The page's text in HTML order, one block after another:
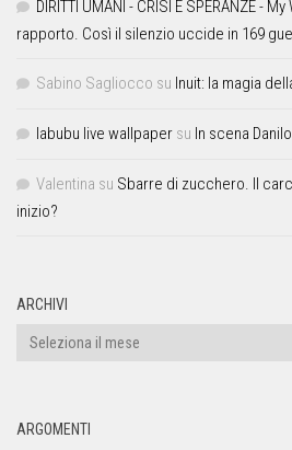
DIRITTI UMANI - CRISI E SPERANZE -
rapporto. Così il silenzio uccide in 169
Sabino Sagliocco su Inuit: la magia
labubu live wallpaper su In scena
Valentina su Sbarre di zucchero. Il
inizio?
ARCHIVI
ARGOMENTI